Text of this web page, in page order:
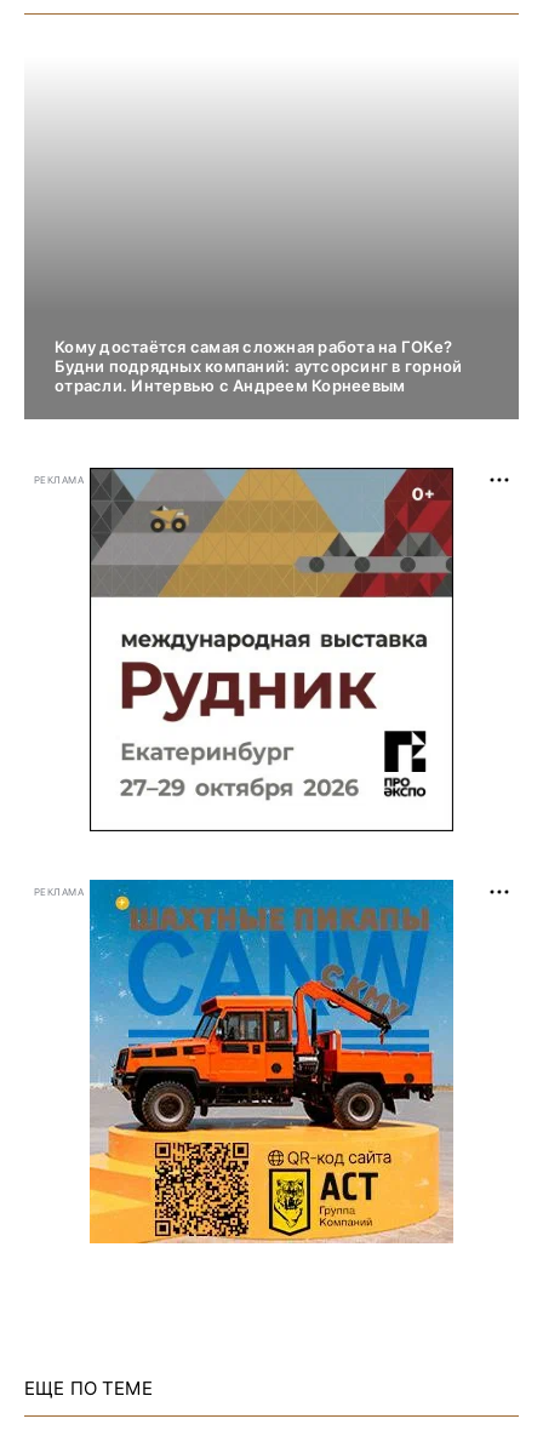
Кому достаётся самая сложная работа на ГОКе?
Будни подрядных компаний: аутсорсинг в горной
отрасли. Интервью с Андреем Корнеевым
РЕКЛАМА
РЕКЛАМА
ЕЩЕ ПО ТЕМЕ